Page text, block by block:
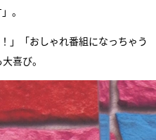
。
」「おしゃれ番組になっちゃう
喜び。